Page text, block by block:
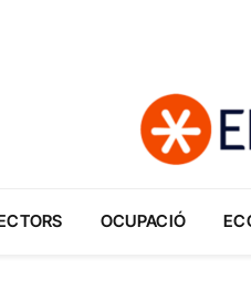
OCUPACIÓ